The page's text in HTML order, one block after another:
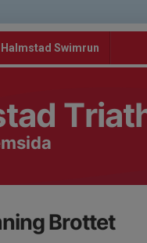
Halmstad Swimrun
Brottet